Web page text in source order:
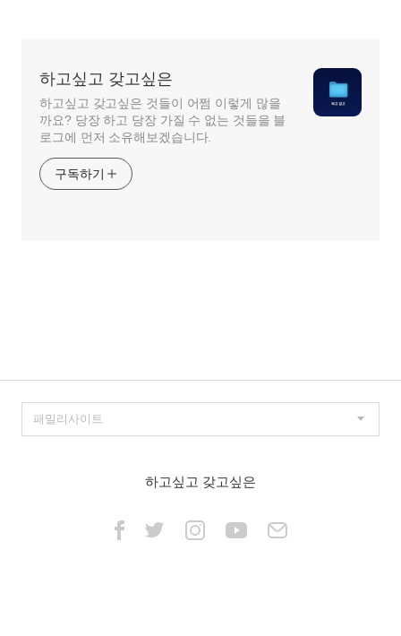
하고싶고 갖고싶은
하고싶고 갖고싶은 것들이 어쩜 이렇게 많을
까요? 당장 하고 당장 가질 수 없는 것들을 블
로그에 먼저 소유해보겠습니다.
구독하기
하고싶고 갖고싶은